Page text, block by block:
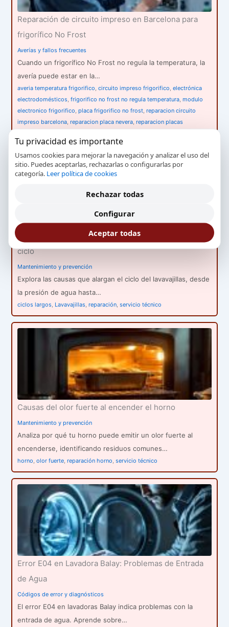
Reparación de circuito impreso en Barcelona para
frigorífico No Frost
Averías y fallos frecuentes
Cuando un frigorífico No Frost no regula la temperatura, la
avería puede estar en la…
averia temperatura frigorifico,circuito impreso frigorifico,electrónica
electrodomésticos,frigorifico no frost no regula temperatura,modulo
electronico frigorifico,placa frigorifico no frost,reparacion circuito
impreso barcelona,reparacion placa nevera,reparacion placas
Razones por las que el lavavajillas tarda más en su
ciclo
Mantenimiento y prevención
Explora las causas que alargan el ciclo del lavavajillas, desde
la presión de agua hasta…
ciclos largos, Lavavajillas,reparación,servicio técnico
Causas del olor fuerte al encender el horno
Mantenimiento y prevención
Analiza por qué tu horno puede emitir un olor fuerte al
encenderse, identificando residuos comunes…
horno,olor fuerte,reparación horno,servicio técnico
Error E04 en Lavadora Balay: Problemas de Entrada
de Agua
Códigos de error y diagnósticos
El error E04 en lavadoras Balay indica problemas con la
entrada de agua. Aprende sobre…
Tu privacidad es importante
Usamos cookies para mejorar la navegación y analizar el uso del
sitio. Puedes aceptarlas, rechazarlas o configurarlas por
categoría. Leer política de cookies
Rechazar todas
Configurar
Aceptar todas